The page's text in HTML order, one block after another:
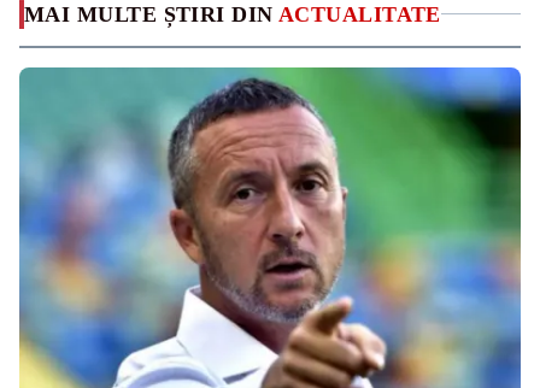
MAI MULTE ȘTIRI DIN ACTUALITATE